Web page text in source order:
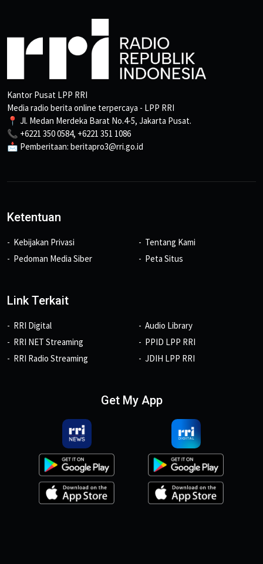
Kantor Pusat LPP RRI
Media radio berita online terpercaya - LPP RRI
📍 Jl. Medan Merdeka Barat No.4-5, Jakarta Pusat.
📞 +6221 350 0584, +6221 351 1086
📩 Pemberitaan: beritapro3@rri.go.id
Ketentuan
Kebijakan Privasi
Pedoman Media Siber
Tentang Kami
Peta Situs
Link Terkait
RRI Digital
RRI NET Streaming
RRI Radio Streaming
Audio Library
PPID LPP RRI
JDIH LPP RRI
Get My App